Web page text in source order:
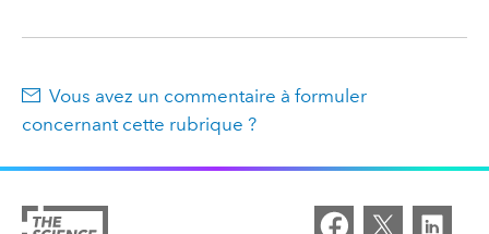
Vous avez un commentaire à formuler
concernant cette rubrique ?